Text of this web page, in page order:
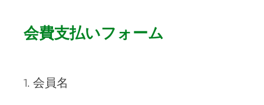
会費支払いフォーム
Question
1. 会員名